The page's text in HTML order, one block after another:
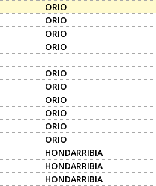
ORIO
ORIO
ORIO
ORIO
ORIO
ORIO
ORIO
ORIO
ORIO
ORIO
HONDARRIBIA
HONDARRIBIA
HONDARRIBIA